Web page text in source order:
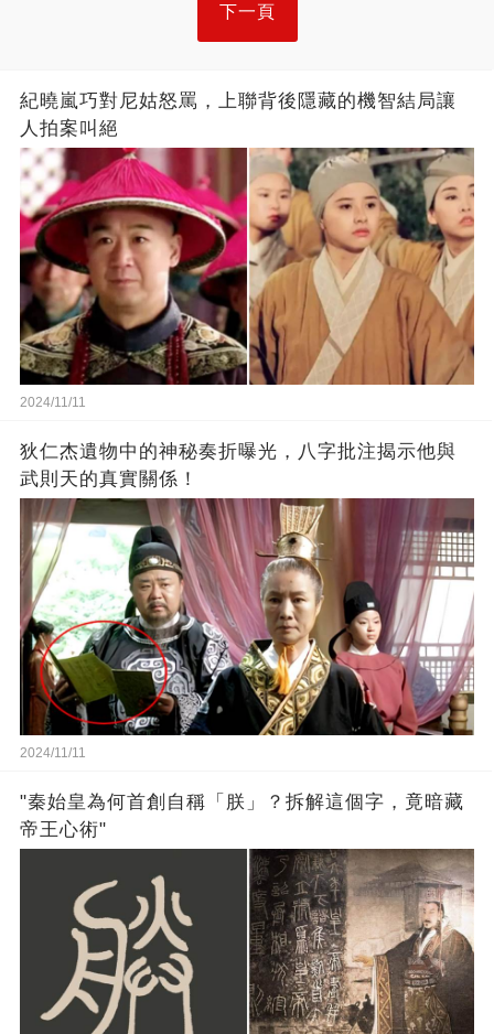
下一頁
紀曉嵐巧對尼姑怒罵，上聯背後隱藏的機智結局讓
人拍案叫絕
2024/11/11
狄仁杰遺物中的神秘奏折曝光，八字批注揭示他與
武則天的真實關係！
2024/11/11
"秦始皇為何首創自稱「朕」？拆解這個字，竟暗藏
帝王心術"